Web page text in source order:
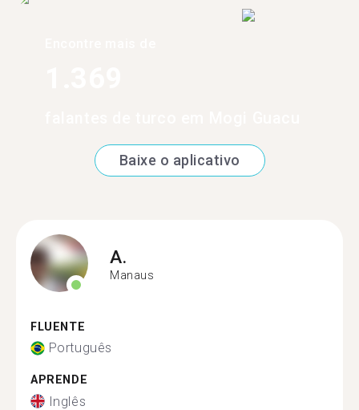
Baixe o aplicativo
A.
Manaus
FLUENTE
Português
APRENDE
Inglês